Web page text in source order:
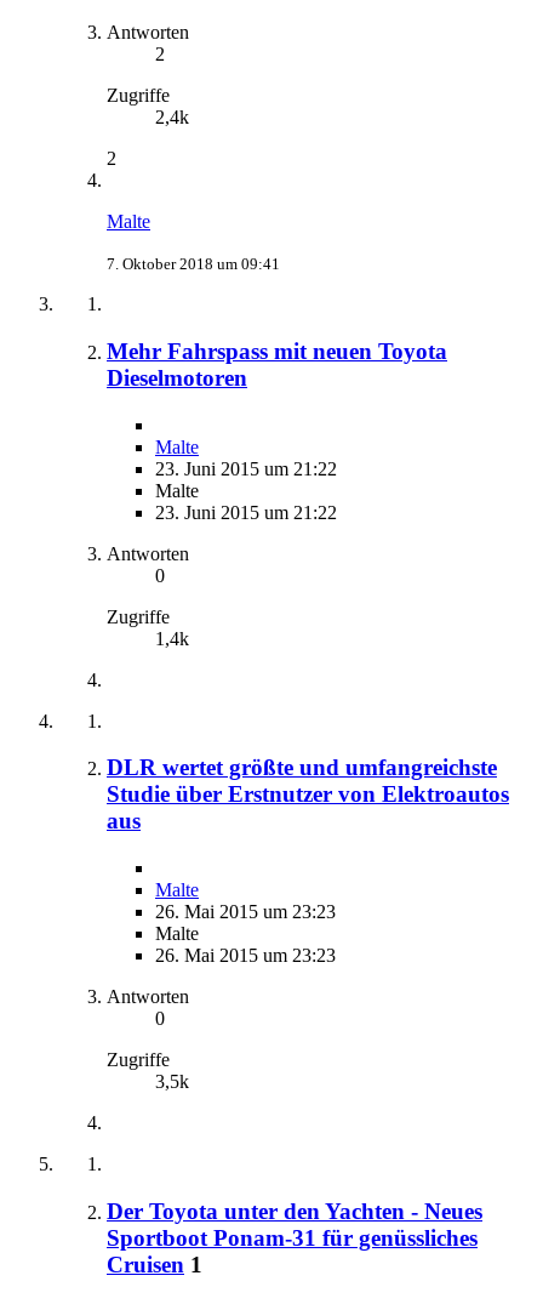
Antworten
2
Zugriffe
2,4k
2
Malte
7. Oktober 2018 um 09:41
Mehr Fahrspass mit neuen Toyota
Dieselmotoren
Malte
23. Juni 2015 um 21:22
Malte
23. Juni 2015 um 21:22
Antworten
0
Zugriffe
1,4k
DLR wertet größte und umfangreichste
Studie über Erstnutzer von Elektroautos
aus
Malte
26. Mai 2015 um 23:23
Malte
26. Mai 2015 um 23:23
Antworten
0
Zugriffe
3,5k
Der Toyota unter den Yachten - Neues
Sportboot Ponam-31 für genüssliches
Cruisen 1